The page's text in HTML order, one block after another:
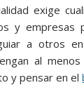
g
er
exige
y empresas
a otros
al menos
y pensar en el